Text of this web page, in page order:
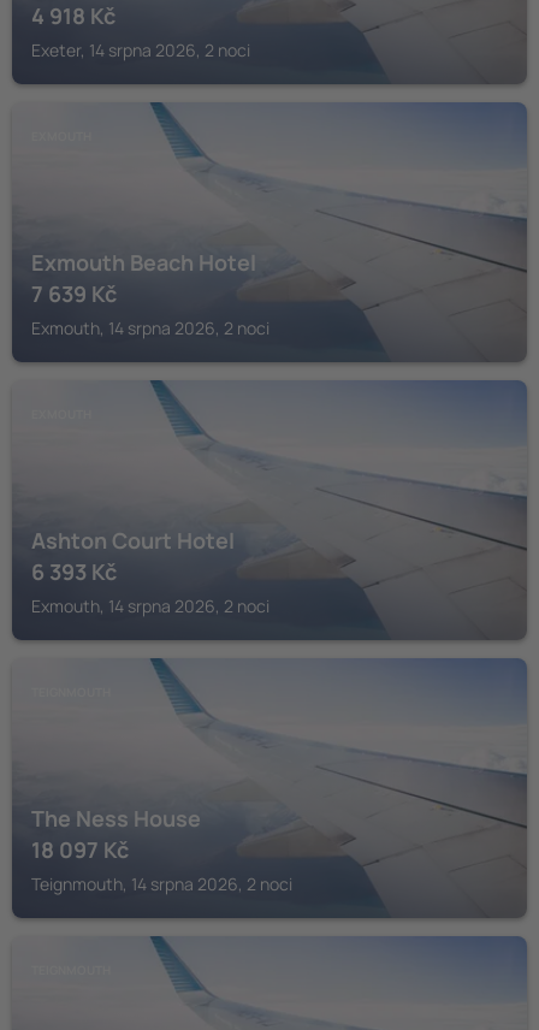
4 918 Kč
Exeter, 14 srpna 2026, 2 noci
Exmouth Beach Hotel
7 639 Kč
Exmouth, 14 srpna 2026, 2 noci
Ashton Court Hotel
6 393 Kč
Exmouth, 14 srpna 2026, 2 noci
The Ness House
18 097 Kč
Teignmouth, 14 srpna 2026, 2 noci